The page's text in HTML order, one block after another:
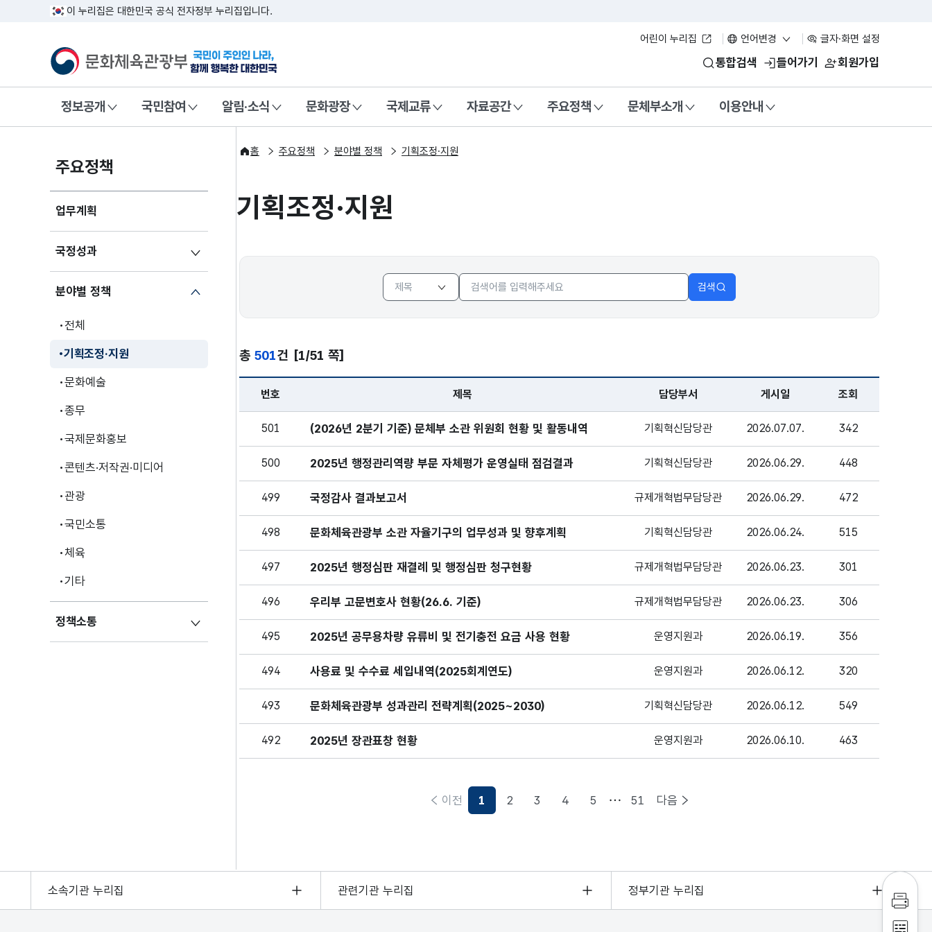
이 누리집은 대한민국 공식 전자정부 누리집입니다.
어린이 누리집 언어변경 글자·화면 설정
문화체육관광부국민이 주인인 나라, 함께 행복한 대한민국 통합검색 들어가기 회원가입
정보공개 국민참여 알림·소식 문화광장 국제교류 자료공간 주요정책 문체부소개 이용안내
주요정책
업무계획
국정성과
분야별 정책
전체
기획조정·지원
문화예술
종무
국제문화홍보
콘텐츠·저작권·미디어
관광
국민소통
체육
기타
정책소통
홈 주요정책 분야별 정책 기획조정·지원
기획조정·지원
검색
총 501건 [1/51 쪽]
분야별 정책 - 기획조정·지원 - 번호, 제목, 담당부서, 게시일, 조회
번호 제목 담당부서 게시일 조회
501 (2026년 2분기 기준) 문체부 소관 위원회 현황 및 활동내역 기획혁신담당관 2026.07.07. 342
500 2025년 행정관리역량 부문 자체평가 운영실태 점검결과 기획혁신담당관 2026.06.29. 448
499 국정감사 결과보고서 규제개혁법무담당관 2026.06.29. 472
498 문화체육관광부 소관 자율기구의 업무성과 및 향후계획 기획혁신담당관 2026.06.24. 515
497 2025년 행정심판 재결례 및 행정심판 청구현황 규제개혁법무담당관 2026.06.23. 301
496 우리부 고문변호사 현황(26.6. 기준) 규제개혁법무담당관 2026.06.23. 306
495 2025년 공무용차량 유류비 및 전기충전 요금 사용 현황 운영지원과 2026.06.19. 356
494 사용료 및 수수료 세입내역(2025회계연도) 운영지원과 2026.06.12. 320
493 문화체육관광부 성과관리 전략계획(2025~2030) 기획혁신담당관 2026.06.12. 549
492 2025년 장관표창 현황 운영지원과 2026.06.10. 463
이전
현재페이지
1 2 3 4 5 51 다음
인쇄
소속기관 누리집 관련기관 누리집 정부기관 누리집